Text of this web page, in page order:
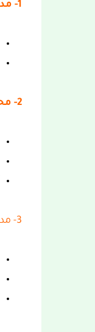
1- مدير مبيعات (Sales Manager) (الرياض) (وظيفتان):
2- محصل الديون (Debt Collector) (الرياض) (وظيفتان):
3- مدير ضمان الجودة (Senior Manager – Quality Assurance) (جدة):